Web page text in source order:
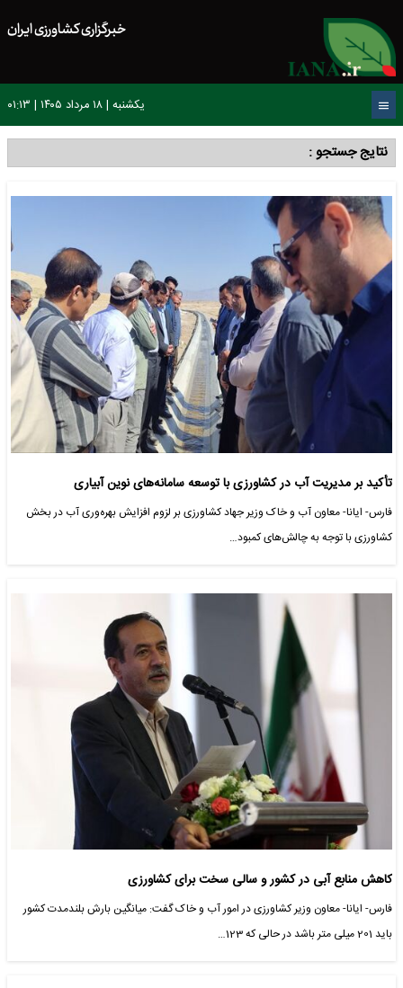
خبرگزاری کشاورزی ایران
یکشنبه | ۱۸ مرداد ۱۴۰۵ | ۰۱:۱۳
نتایج جستجو :
تأکید بر مدیریت آب در کشاورزی با توسعه سامانه‌های نوین آبیاری
فارس- ایانا- معاون آب و خاک وزیر جهاد کشاورزی بر لزوم افزایش بهره‌وری آب در بخش
کشاورزی با توجه به چالش‌های کمبود…
کاهش منابع آبی در کشور و سالی سخت برای کشاورزی
فارس- ایانا- معاون وزیر کشاورزی در امور آب و خاک گفت: میانگین بارش بلندمدت کشور
باید 201 میلی متر باشد در حالی که 123…